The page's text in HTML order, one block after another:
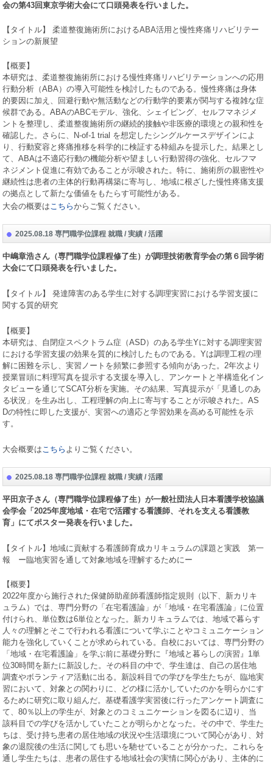
会の第43回東京学術大会にて口頭発表を行いました。
【タイトル】 柔道整復施術所におけるABA活用と慢性疼痛リハビリテー
ションの新展望
【概要】
本研究は、柔道整復施術所における慢性疼痛リハビリテーションへの応用
行動分析（ABA）の導入可能性を検討したものである。慢性疼痛は身体
的要因に加え、回避行動や無活動などの行動学的要素が関与する複雑な症
候群である。 ABAのABCモデル、強化、シェイピング、セルフマネジメ
ントを整理し、柔道整復施術所の継続的接触や非医療的環境との親和性を
確認した。さらに、
N-of-1 trial を想定したシングルケースデザインによ
り、行動変容と疼痛推移を科学的に検証する枠組みを提示した。結果とし
て、 ABAは不適応行動の機能分析や望ましい行動習得の強化、セルフマ
ネジメント促進に有効であることが示唆された。特に、施術所の親密性や
継続性は患者の主体的行動再構築に寄与し、地域に根ざした慢性疼痛支援
の拠点として新たな価値をもたらす可能性がある。
大会の概要はこちらからご覧ください。
2025.08.18 専門職学位課程 就職 / 実績 / 活躍
中嶋章浩さん（専門職学位課程修了生）が調理技術教育学会の第６回学術
大会にて口頭発表を行いました。
【タイトル】 発達障害のある学生に対する調理実習における学習支援に
関する質的研究
【概要】
本研究は、自閉症スペクトラム症（ASD）のある学生Yに対する調理実習
における学習支援の効果を質的に検討したものである。 Yは調理工程の理
解に困難を示し、実習ノートを頻繁に参照する傾向があった。 2年次より
授業冒頭に料理写真を提示する支援を導入し、アンケートと半構造化イン
タビューを通じてSCAT分析を実施。その結果、写真提示が「見通しのあ
る状況」を生み出し、工程理解の向上に寄与することが示唆された。 AS
Dの特性に即した支援が、実習への適応と学習効果を高める可能性を示
す。
大会概要はこ ちら よりご覧ください。
2025.08.18 専門職学位課程 就職 / 実績 / 活躍
平田京子さん（専門職学位課程修了生）が一般社団法人日本看護学校協議
会学会「 2025年度地域・在宅で活躍する看護師、それを支える看護教
育」にてポスター発表を行いました。
【タイトル】地域に貢献する看護師育成カリキュラムの課題と実践 第一
報 ー臨地実習を通して対象地域を理解するためにー
【概要】
2022年度から施行された保健師助産師看護師指定規則（以下、新カリキ
ュラム）では、専門分野の「在宅看護論」が「地域・在宅看護論」に位置
付けられ、単位数は6単位となった。新カリキュラムでは、地域で暮らす
人々の理解とそこで行われる看護について学ぶことやコミュニケーション
能力を強化していくことが求められている。自校においては、専門分野の
「地域・在宅看護論」を学ぶ前に基礎分野に『地域と暮らしの演習』 1単
位30時間を新たに新設した。その科目の中で、学生達は、自己の居住地
調査やボランティア活動に出る。新設科目での学びを学生たちが、臨地実
習において、対象との関わりに、どの様に活かしていたのかを明らかにす
るために研究に取り組んだ。基礎看護学実習後に行ったアンケート調査に
て、 80％以上の学生が、対象とのコミュニケーションを図るに辺り、当
該科目での学びを活かしていたことが明らかとなった。その中で、学生た
ちは、受け持ち患者の居住地域の状況や生活環境について関心があり、対
象の退院後の生活に関しても思いを馳せていることが分かった。これらを
通し学生たちは、患者の居住する地域社会の実情に関心があり、主体的に